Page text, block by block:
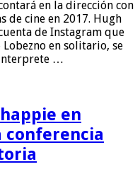
en la dirección con
de cine en 2017. Hugh
de Instagram que
en solitario, se
…
en
conferencia